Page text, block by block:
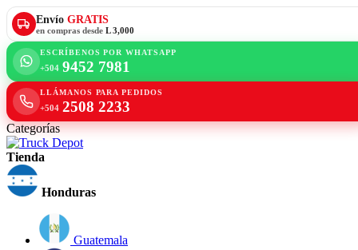
Envío GRATIS
en compras desde L 3,000
ESCRÍBENOS POR WHATSAPP
+504 9452 7981
LLÁMANOS PARA PEDIDOS
+504 2508 2233
Categorías
Tienda
Honduras
Guatemala